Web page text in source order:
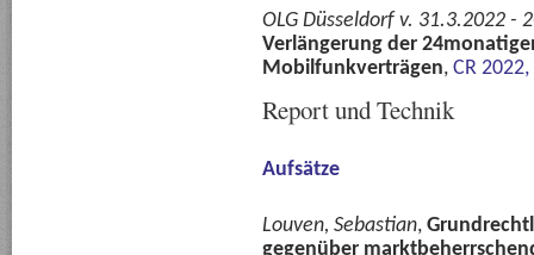
OLG Düsseldorf v. 31.3.2022 -
Verlängerung der
Mobilfunkverträgen, CR
Report und Technik
Aufsätze
Louven, Sebastian,
gegenüber